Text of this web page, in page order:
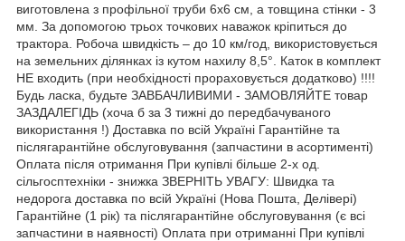
виготовлена з профільної труби 6х6 см, а товщина стінки - 3
мм. За допомогою трьох точкових наважок кріпиться до
трактора. Робоча швидкість – до 10 км/год, використовується
на земельних ділянках із кутом нахилу 8,5°. Каток в комплект
НЕ входить (при необхідності прораховується додатково) !!!!
Будь ласка, будьте ЗАВБАЧЛИВИМИ - ЗАМОВЛЯЙТЕ товар
ЗАЗДАЛЕГІДЬ (хоча б за 3 тижні до передбачуваного
використання !) Доставка по всій Україні Гарантійне та
післягарантійне обслуговування (запчастини в асортименті)
Оплата після отримання При купівлі більше 2-х од.
сільгосптехніки - знижка ЗВЕРНІТЬ УВАГУ: Швидка та
недорога доставка по всій Україні (Нова Пошта, Делівері)
Гарантійне (1 рік) та післягарантійне обслуговування (є всі
запчастини в наявності) Оплата при отриманні При купівлі